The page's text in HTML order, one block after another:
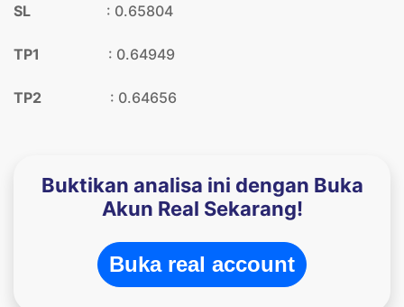
SL : 0.65804
TP1 : 0.64949
TP2 : 0.64656
Buktikan analisa ini dengan Buka
Akun Real Sekarang!
Buka real account